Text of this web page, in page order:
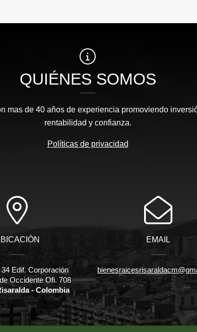
$450.000.000 $700.000
QUIÉNES SOMOS
mas de 40 años de experiencia promoviendo
rentabilidad y confianza.
Políticas de privacidad
Edif. Corporación
Occidente Ofi. 708
- Colombia
EMAIL